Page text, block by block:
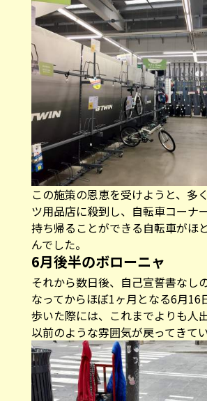
この施策の恩恵を受けようと、多
ツ用品店に殺到し、自転車コーナ
持ち帰ることができる自転車がほ
んでした。
6月後半のボローニャ
それから数日後、自己宣誓書なし
なってからほぼ1ヶ月となる6月16
歩いた際には、これまでよりも人
以前のような雰囲気が戻ってきて